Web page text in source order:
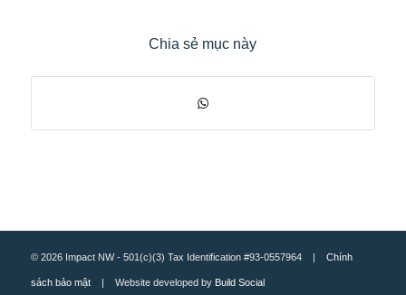
Chia sẻ mục này
© 2026 Impact NW - 501(c)(3) Tax Identification #93-0557964 | Chính
sách bảo mật| Website developed by Build Social